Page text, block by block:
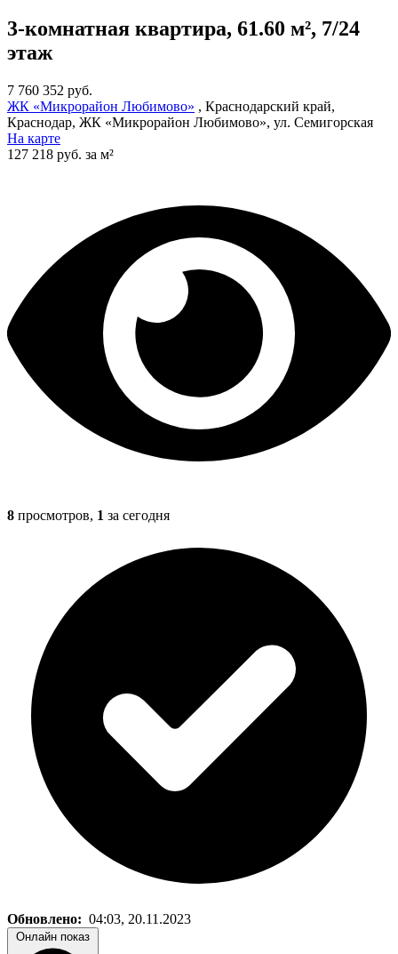
3-комнатная квартира, 61.60 м², 7/24
этаж
7 760 352 руб.
ЖК «Микрорайон Любимово» , Краснодарский край,
Краснодар, ЖК «Микрорайон Любимово», ул. Семигорская
На карте
127 218 руб. за м²
8 просмотров, 1 за сегодня
Обновлено: 04:03, 20.11.2023
Онлайн показ